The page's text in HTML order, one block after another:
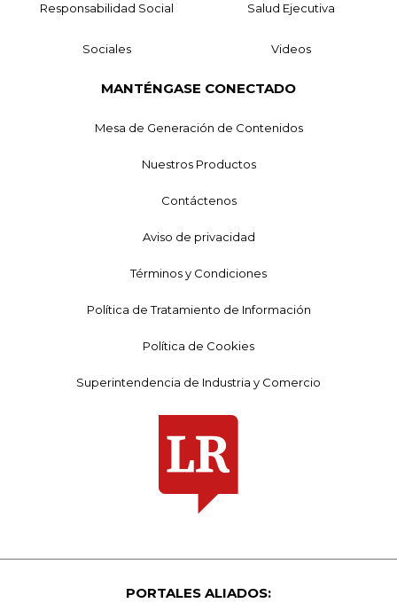
Responsabilidad Social Salud Ejecutiva
Sociales Videos
MANTÉNGASE CONECTADO
Mesa de Generación de Contenidos
Nuestros Productos
Contáctenos
Aviso de privacidad
Términos y Condiciones
Política de Tratamiento de Información
Política de Cookies
Superintendencia de Industria y Comercio
PORTALES ALIADOS: